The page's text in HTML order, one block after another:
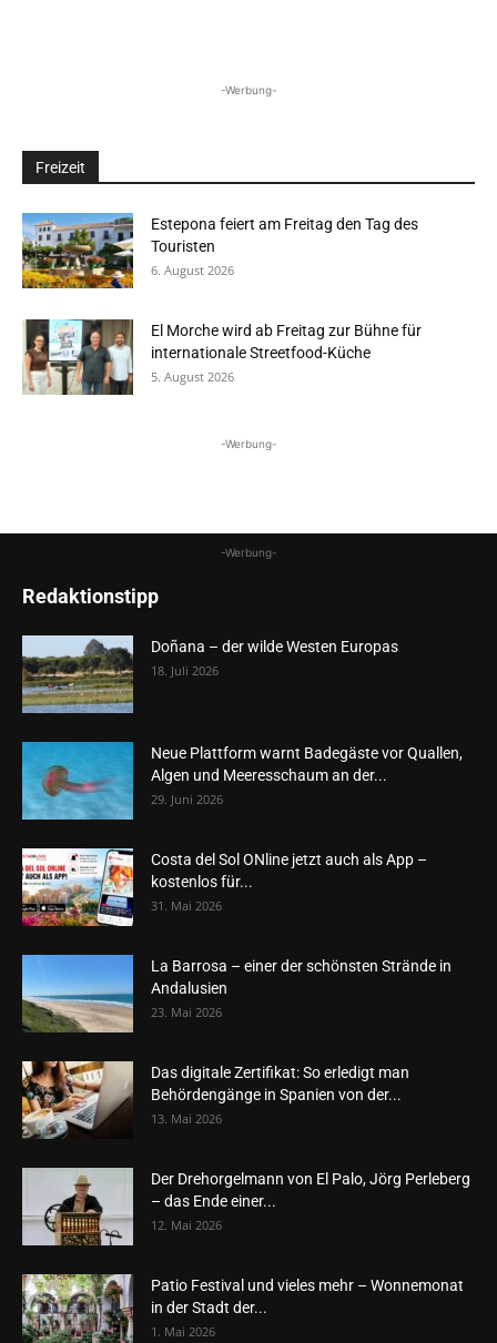
-Werbung-
Freizeit
Estepona feiert am Freitag den Tag des
Touristen
6. August 2026
El Morche wird ab Freitag zur Bühne für
internationale Streetfood-Küche
5. August 2026
-Werbung-
-Werbung-
Redaktionstipp
Doñana – der wilde Westen Europas
18. Juli 2026
Neue Plattform warnt Badegäste vor Quallen,
Algen und Meeresschaum an der...
29. Juni 2026
Costa del Sol ONline jetzt auch als App –
kostenlos für...
31. Mai 2026
La Barrosa – einer der schönsten Strände in
Andalusien
23. Mai 2026
Das digitale Zertifikat: So erledigt man
Behördengänge in Spanien von der...
13. Mai 2026
Der Drehorgelmann von El Palo, Jörg Perleberg
– das Ende einer...
12. Mai 2026
Patio Festival und vieles mehr – Wonnemonat
in der Stadt der...
1. Mai 2026